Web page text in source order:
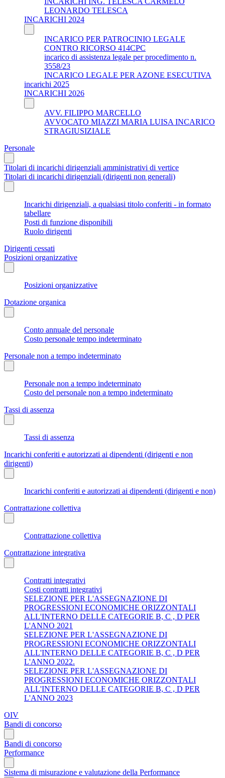
LEONARDO TELESCA
INCARICHI 2024
INCARICO PER PATROCINIO LEGALE
CONTRO RICORSO 414CPC
incarico di assistenza legale per procedimento n.
3558/23
INCARICO LEGALE PER AZONE ESECUTIVA
incarichi 2025
INCARICHI 2026
AVV. FILIPPO MARCELLO
AVVOCATO MIAZZI MARIA LUISA INCARICO
STRAGIUSIZIALE
Personale
Titolari di incarichi dirigenziali amministrativi di vertice
Titolari di incarichi dirigenziali (dirigenti non generali)
Incarichi dirigenziali, a qualsiasi titolo conferiti - in formato
tabellare
Posti di funzione disponibili
Ruolo dirigenti
Dirigenti cessati
Posizioni organizzative
Posizioni organizzative
Dotazione organica
Conto annuale del personale
Costo personale tempo indeterminato
Personale non a tempo indeterminato
Personale non a tempo indeterminato
Costo del personale non a tempo indeterminato
Tassi di assenza
Tassi di assenza
Incarichi conferiti e autorizzati ai dipendenti (dirigenti e non
dirigenti)
Incarichi conferiti e autorizzati ai dipendenti (dirigenti e non)
Contrattazione collettiva
Contrattazione collettiva
Contrattazione integrativa
Contratti integrativi
Costi contratti integrativi
SELEZIONE PER L'ASSEGNAZIONE DI
PROGRESSIONI ECONOMICHE ORIZZONTALI
ALL'INTERNO DELLE CATEGORIE B, C , D PER
L'ANNO 2021
SELEZIONE PER L'ASSEGNAZIONE DI
PROGRESSIONI ECONOMICHE ORIZZONTALI
ALL'INTERNO DELLE CATEGORIE B, C , D PER
L'ANNO 2022.
SELEZIONE PER L'ASSEGNAZIONE DI
PROGRESSIONI ECONOMICHE ORIZZONTALI
ALL'INTERNO DELLE CATEGORIE B, C , D PER
L'ANNO 2023
OIV
Bandi di concorso
Bandi di concorso
Performance
Sistema di misurazione e valutazione della Performance